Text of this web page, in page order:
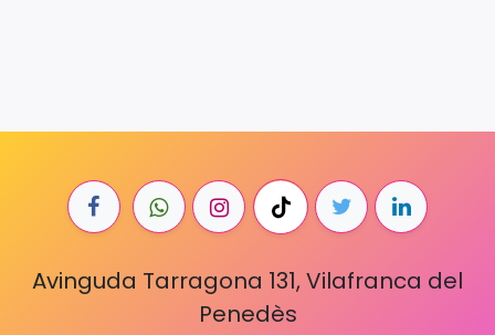
Avinguda Tarragona 131, Vilafranca del
Penedès